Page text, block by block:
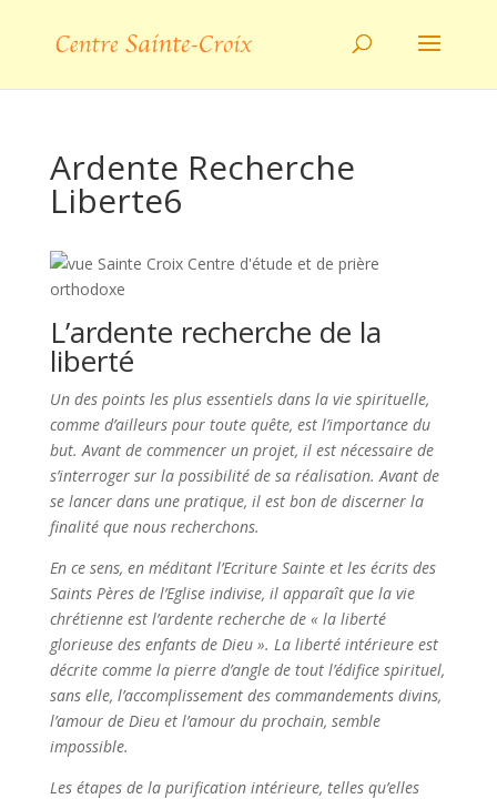
Ardente Recherche
Liberte6
L’ardente recherche de la
liberté
Un des points les plus essentiels dans la vie spirituelle,
comme d’ailleurs pour toute quête, est l’importance du
but. Avant de commencer un projet, il est nécessaire de
s’interroger sur la possibilité de sa réalisation. Avant de
se lancer dans une pratique, il est bon de discerner la
finalité que nous recherchons.
En ce sens, en méditant l’Ecriture Sainte et les écrits des
Saints Pères de l’Eglise indivise, il apparaît que la vie
chrétienne est l’ardente recherche de « la liberté
glorieuse des enfants de Dieu ». La liberté intérieure est
décrite comme la pierre d’angle de tout l’édifice spirituel,
sans elle, l’accomplissement des commandements divins,
l’amour de Dieu et l’amour du prochain, semble
impossible.
Les étapes de la purification intérieure, telles qu’elles